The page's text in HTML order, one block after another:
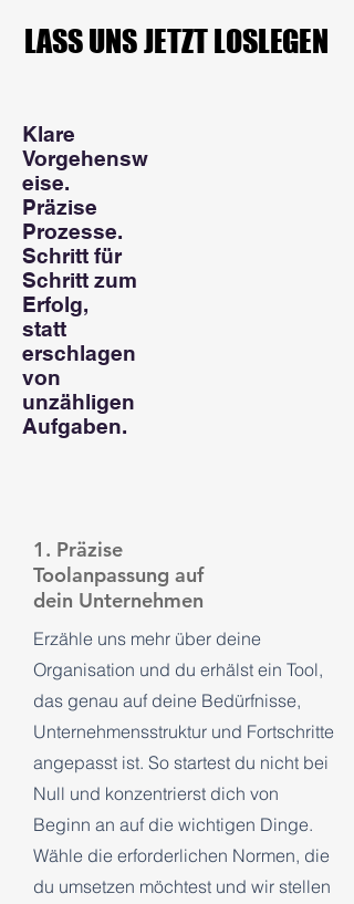
LASS UNS JETZT LOSLEGEN
LASS UNS JETZT LOSLEGEN
Klare
Vorgehensw
eise.
Präzise
Prozesse.
Schritt für
Schritt zum
Erfolg,
statt
erschlagen
von
unzähligen
Aufgaben.
1. Präzise
Toolanpassung auf
dein Unternehmen
Erzähle uns mehr über deine
Organisation und du erhälst ein Tool,
das genau auf deine Bedürfnisse,
Unternehmensstruktur und Fortschritte
angepasst ist. So startest du nicht bei
Null und konzentrierst dich von
Beginn an auf die wichtigen Dinge.
Wähle die erforderlichen Normen, die
du umsetzen möchtest und wir stellen